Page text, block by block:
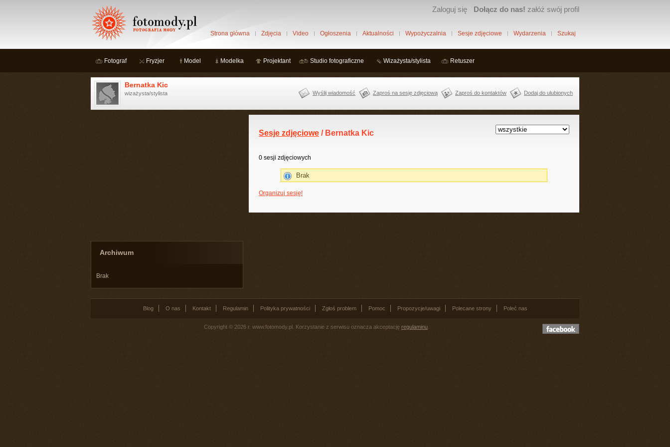
Zaloguj się Dołącz do nas! załóż swój profil
Strona główna Zdjęcia Video Ogłoszenia Aktualności Wypożyczalnia Sesje zdjęciowe Wydarzenia Szukaj
Fotograf Fryzjer Model Modelka Projektant Studio fotograficzne Wizażysta/stylista Retuszer
Bernatka Kic
wizażysta/stylista Wyślij wiadomość Zaproś na sesję zdjęciową Zaproś do kontaktów Dodaj do ulubionych
Archiwum
Brak
Sesje zdjęciowe / Bernatka Kic
0 sesji zdjęciowych
Brak
Organizuj sesję!
Blog O nas Kontakt Regulamin Polityka prywatności Zgłoś problem Pomoc Propozycje/uwagi Polecane strony Poleć nas
Copyright © 2026 r. www.fotomody.pl. Korzystanie z serwisu oznacza akceptację regulaminu